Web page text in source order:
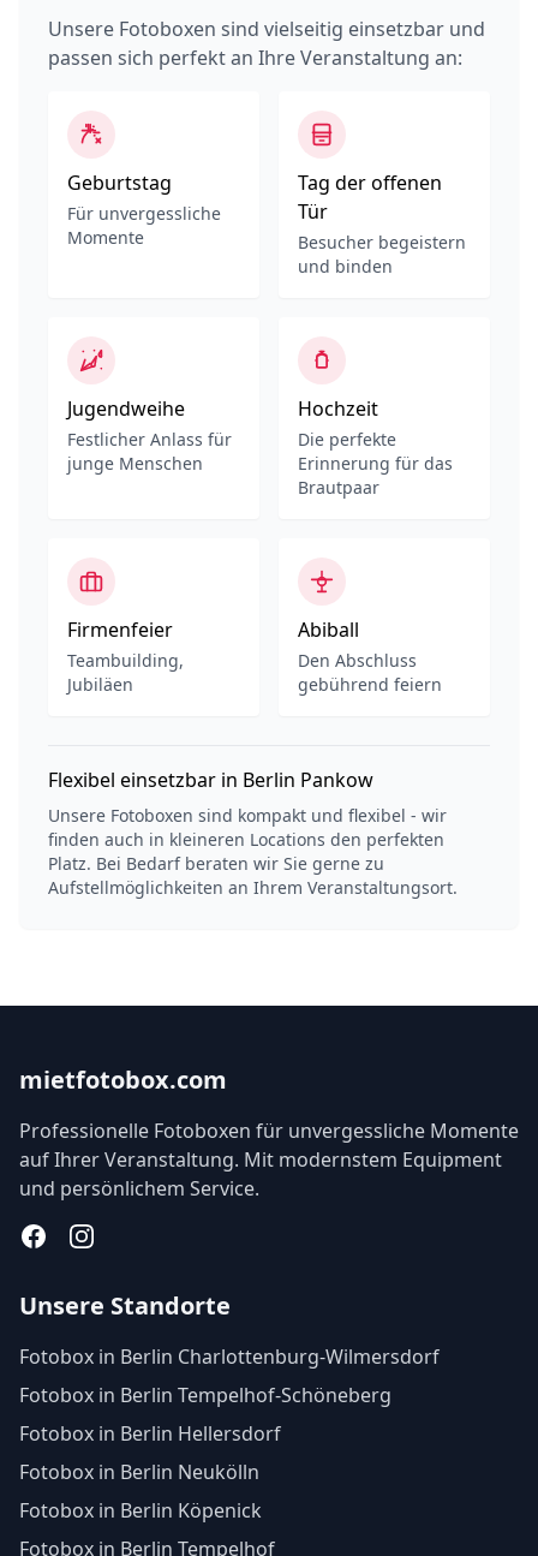
Unsere Fotoboxen sind vielseitig einsetzbar und
passen sich perfekt an Ihre Veranstaltung an:
Geburtstag
Für unvergessliche
Momente
Tag der offenen
Tür
Besucher begeistern
und binden
Jugendweihe
Festlicher Anlass für
junge Menschen
Hochzeit
Die perfekte
Erinnerung für das
Brautpaar
Firmenfeier
Teambuilding,
Jubiläen
Abiball
Den Abschluss
gebührend feiern
Flexibel einsetzbar in Berlin Pankow
Unsere Fotoboxen sind kompakt und flexibel - wir
finden auch in kleineren Locations den perfekten
Platz. Bei Bedarf beraten wir Sie gerne zu
Aufstellmöglichkeiten an Ihrem Veranstaltungsort.
mietfotobox.com
Professionelle Fotoboxen für unvergessliche Momente
auf Ihrer Veranstaltung. Mit modernstem Equipment
und persönlichem Service.
FacebookInstagram
Unsere Standorte
Fotobox in Berlin Charlottenburg-Wilmersdorf
Fotobox in Berlin Tempelhof-Schöneberg
Fotobox in Berlin Hellersdorf
Fotobox in Berlin Neukölln
Fotobox in Berlin Köpenick
Fotobox in Berlin Tempelhof